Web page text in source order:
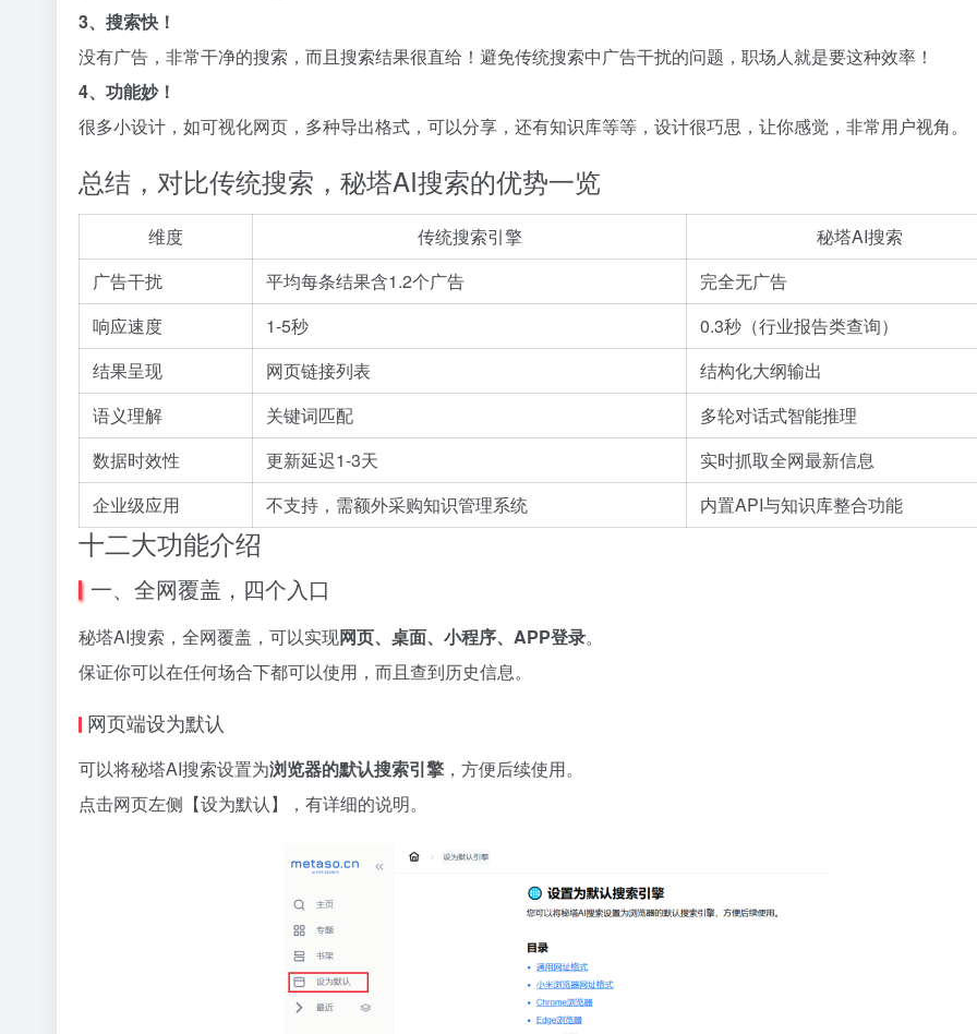
3、搜索快！
没有广告，非常干净的搜索，而且搜索结果很直给！避免传统搜索中广告干扰的问题，职场人就是要这种效率！
4、功能妙！
很多小设计，如可视化网页，多种导出格式，可以分享，还有知识库等等，设计很巧思，让你感觉，非常用户视角。
总结，对比传统搜索，秘塔AI搜索的优势一览
维度 传统搜索引擎
秘塔AI搜索
广告干扰
平均每条结果含1.2个广告
完全无广告
响应速度
1-5秒
0.3秒（行业报告类查询）
结果呈现
网页链接列表
结构化大纲输出
语义理解
关键词匹配
多轮对话式智能推理
数据时效性
更新延迟1-3天
实时抓取全网最新信息
企业级应用
不支持，需额外采购知识管理系统 内置API与知识库整合功能
十二大功能介绍
一、全网覆盖，四个入口
秘塔AI搜索，全网覆盖，可以实现网页、桌面、小程序、APP登录。
保证你可以在任何场合下都可以使用，而且查到历史信息。
网页端设为默认
可以将秘塔AI搜索设置为浏览器的默认搜索引擎 ，方便后续使用。
点击网页左侧【设为默认】，有详细的说明。